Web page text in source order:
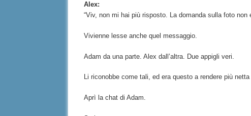
Alex:
“Viv, non mi hai più risposto. La domanda sulla foto
Vivienne lesse anche quel messaggio.
Adam da una parte. Alex dall’altra. Due appigli veri.
Li riconobbe come tali, ed era questo a rendere più
Aprì la chat di Adam.